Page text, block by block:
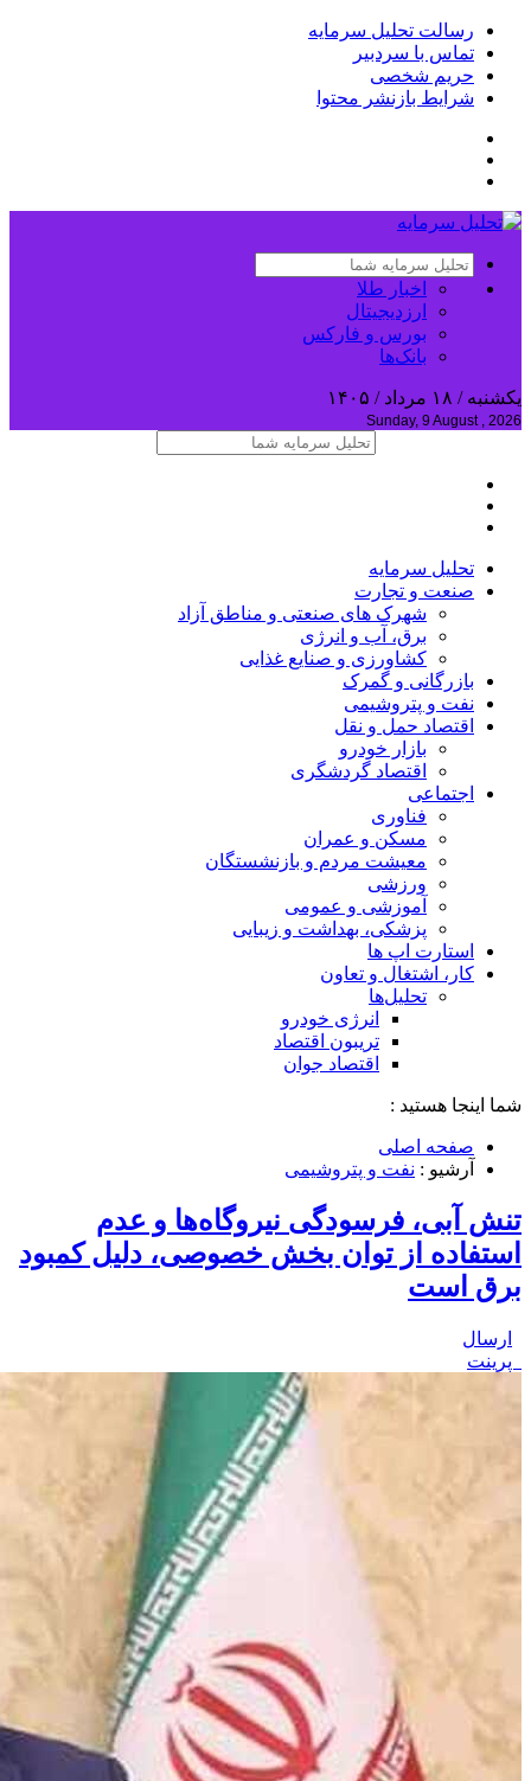
رسالت تحلیل سرمایه
تماس با سردبیر
حریم شخصی
شرایط بازنشر محتوا
اخبار طلا
ارزدیجیتال
بورس و فارکس
بانک‌ها
یکشنبه / ۱۸ مرداد / ۱۴۰۵
Sunday, 9 August , 2026
تحلیل‌ سرمایه
صنعت و تجارت
شهرک های صنعتی و مناطق آزاد
برق، آب و انرژی
کشاورزی و صنایع غذایی
بازرگانی و گمرک
نفت و پتروشیمی
اقتصاد حمل و نقل
بازار خودرو
اقتصاد گردشگری
اجتماعی
فناوری
مسکن و عمران
معیشت مردم و بازنشستگان
ورزشی
آموزشی و عمومی
پزشکی، بهداشت و زیبایی
استارت اپ ها
کار، اشتغال و تعاون
تحلیل‌ها
انرژی خودرو
تریبون اقتصاد
اقتصاد جوان
شما اینجا هستید :
صفحه اصلی
آرشیو : نفت و پتروشیمی
تنش آبی، فرسودگی نیروگاه‌ها و عدم
استفاده از توان بخش خصوصی، دلیل کمبود
برق است
ارسال
پرینت